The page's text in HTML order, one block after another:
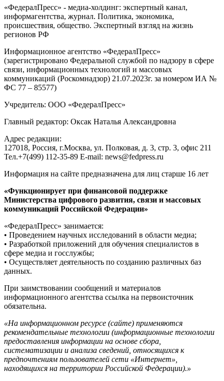
«ФедералПресс» - медиа-холдинг: экспертный канал,
информагентства, журнал. Политика, экономика,
происшествия, общество. Экспертный взгляд на жизнь
регионов РФ
Информационное агентство «ФедералПресс»
(зарегистрировано Федеральной службой по надзору в сфере
связи, информационных технологий и массовых
коммуникаций (Роскомнадзор) 21.07.2023г. за номером ИА №
ФС 77 – 85577)
Учредитель: ООО «ФедералПресс»
Главный редактор: Оксак Наталья Александровна
Адрес редакции:
127018, Россия, г.Москва, ул. Полковая, д. 3, стр. 3, офис 211
Тел.+7(499) 112-35-89 E-mail: news@fedpress.ru
Информация на сайте предназначена для лиц старше 16 лет
«Функционирует при финансовой поддержке
Министерства цифрового развития, связи и массовых
коммуникаций Российской Федерации»
«ФедералПресс» занимается:
• Проведением научных исследований в области медиа;
• Разработкой приложений для обучения специалистов в
сфере медиа и госслужбы;
• Осуществляет деятельность по созданию различных баз
данных.
При заимствовании сообщений и материалов
информационного агентства ссылка на первоисточник
обязательна.
«На информационном ресурсе (сайте) применяются
рекомендательные технологии (информационные технологии
предоставления информации на основе сбора,
систематизации и анализа сведений, относящихся к
предпочтениям пользователей сети «Интернет»,
находящихся на территории Российской Федерации).»